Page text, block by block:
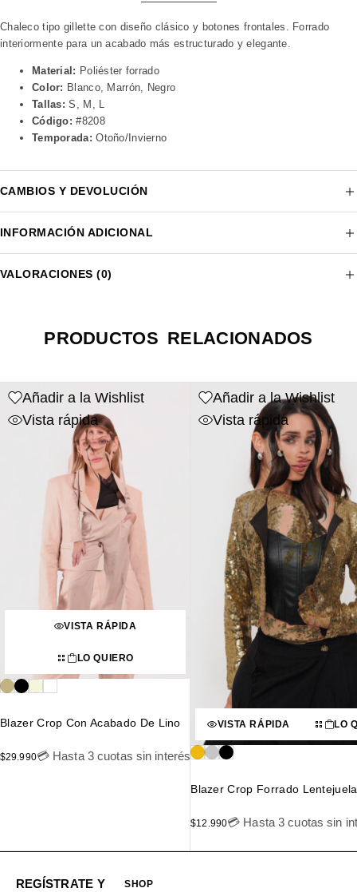
Chaleco tipo gillette con diseño clásico y botones frontales. Forrado
interiormente para un acabado más estructurado y elegante.
Material: Poliéster forrado
Color: Blanco, Marrón, Negro
Tallas: S, M, L
Código: #8208
Temporada: Otoño/Invierno
CAMBIOS Y DEVOLUCIÓN
INFORMACIÓN ADICIONAL
VALORACIONES (0)
PRODUCTOS RELACIONADOS
Añadir a la Wishlist
Vista rápida
VISTA RÁPIDA
LO QUIERO
Blazer Crop Con Acabado De Lino
$29.990💳 Hasta 3 cuotas sin interés
Añadir a la Wishlist
Vista rápida
VISTA RÁPIDA LO
Blazer Crop Forrado
$12.990💳 Hasta 3 cuotas sin
REGÍSTRATE Y
SHOP